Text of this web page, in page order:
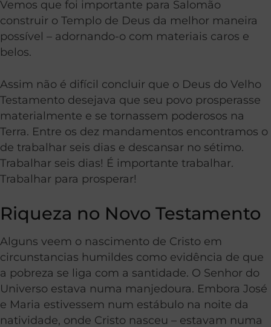
Vemos que foi importante para Salomão
construir o Templo de Deus da melhor maneira
possível – adornando-o com materiais caros e
belos.
Assim não é difícil concluir que o Deus do Velho
Testamento desejava que seu povo prosperasse
materialmente e se tornassem poderosos na
Terra. Entre os dez mandamentos encontramos o
de trabalhar seis dias e descansar no sétimo.
Trabalhar seis dias! É importante trabalhar.
Trabalhar para prosperar!
Riqueza no Novo Testamento
Alguns veem o nascimento de Cristo em
circunstancias humildes como evidência de que
a pobreza se liga com a santidade. O Senhor do
Universo estava numa manjedoura. Embora José
e Maria estivessem num estábulo na noite da
natividade, onde Cristo nasceu – estavam numa